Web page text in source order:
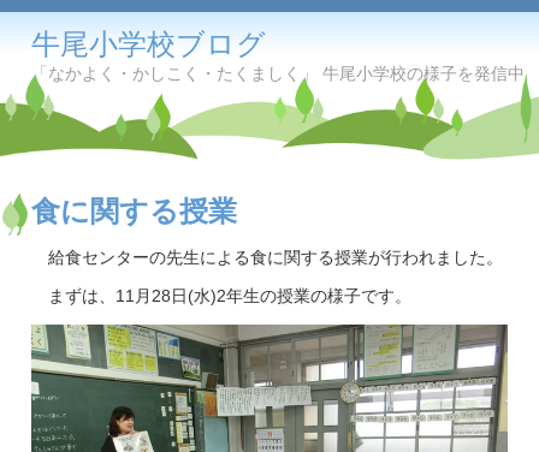
牛尾小学校ブログ
「なかよく・かしこく・たくましく」 牛尾小学校の様子を発信中
食に関する授業
給食センターの先生による食に関する授業が行われました。
まずは、11月28日(水)2年生の授業の様子です。